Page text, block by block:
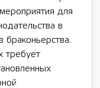
для
в
требует